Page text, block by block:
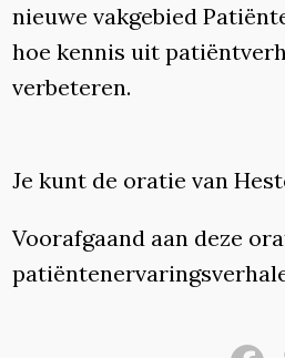
nieuwe vakgebied
hoe kennis uit
verbeteren.
Je kunt de oratie van
Voorafgaand aan deze